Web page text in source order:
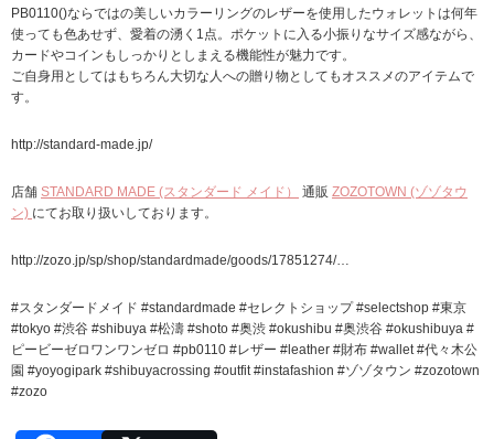
PB0110()ならではの美しいカラーリングのレザーを使用したウォレットは何年
使っても色あせず、愛着の湧く1点。ポケットに入る小振りなサイズ感ながら、
カードやコインもしっかりとしまえる機能性が魅力です。
ご自身用としてはもちろん大切な人への贈り物としてもオススメのアイテムで
す。
http://standard-made.jp/
店舗 STANDARD MADE (スタンダード メイド） 通販 ZOZOTOWN (ゾゾタウ
ン) にてお取り扱いしております。
http://zozo.jp/sp/shop/standardmade/goods/17851274/…
#スタンダードメイド #standardmade #セレクトショップ #selectshop #東京
#tokyo #渋谷 #shibuya #松濤 #shoto #奥渋 #okushibu #奥渋谷 #okushibuya #
ピービーゼロワンワンゼロ #pb0110 #レザー #leather #財布 #wallet #代々木公
園 #yoyogipark #shibuyacrossing #outfit #instafashion #ゾゾタウン #zozotown
#zozo